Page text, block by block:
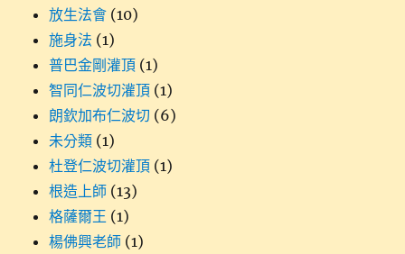
放生法會 (10)
施身法 (1)
普巴金剛灌頂 (1)
智同仁波切灌頂 (1)
朗欽加布仁波切 (6)
未分類 (1)
杜登仁波切灌頂 (1)
根造上師 (13)
格薩爾王 (1)
楊佛興老師 (1)